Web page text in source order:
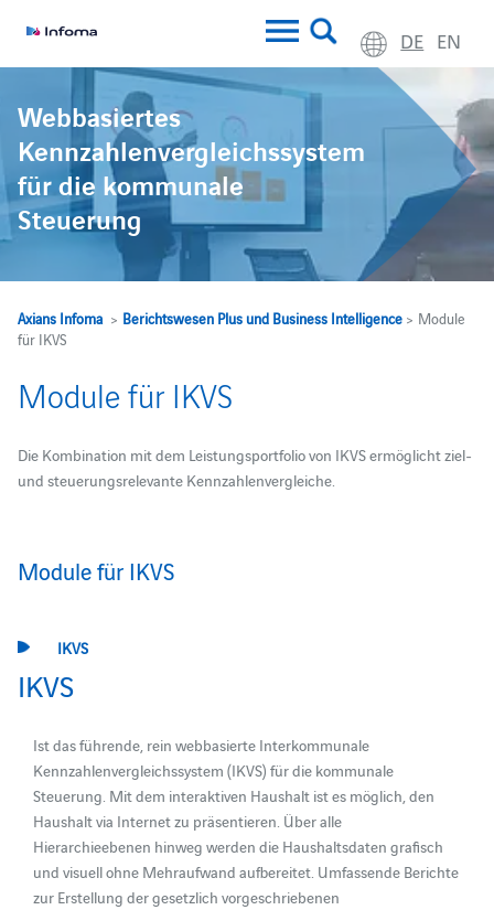
DE EN
Webbasiertes
Kennzahlenvergleichssystem
für die kommunale
Steuerung
Axians Infoma> Berichtswesen Plus und Business Intelligence> Module
für IKVS
Module für IKVS
Die Kombination mit dem Leistungsportfolio von IKVS ermöglicht ziel-
und steuerungsrelevante Kennzahlenvergleiche.
Module für IKVS
IKVS
IKVS
Ist das führende, rein webbasierte Interkommunale
Kennzahlenvergleichssystem (IKVS) für die kommunale
Steuerung. Mit dem interaktiven Haushalt ist es möglich, den
Haushalt via Internet zu präsentieren. Über alle
Hierarchieebenen hinweg werden die Haushaltsdaten grafisch
und visuell ohne Mehraufwand aufbereitet. Umfassende Berichte
zur Erstellung der gesetzlich vorgeschriebenen